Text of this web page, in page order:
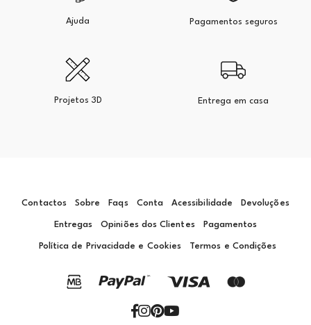
Ajuda Pagamentos seguros
Projetos 3D Entrega em casa
Contactos Sobre Faqs Conta Acessibilidade Devoluções
Entregas Opiniões dos Clientes Pagamentos
Política de Privacidade e Cookies Termos e Condições